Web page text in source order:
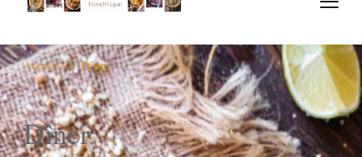
Accueil Dîner
Dîner